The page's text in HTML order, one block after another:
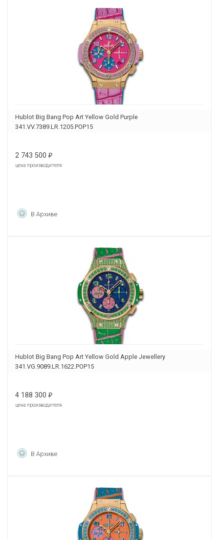
Hublot Big Bang Pop Art Yellow Gold Purple
341.VV.7389.LR.1205.POP15
2 743 500 ₽
цена производителя
В Архиве
Hublot Big Bang Pop Art Yellow Gold Apple Jewellery
341.VG.9089.LR.1622.POP15
4 188 300 ₽
цена производителя
В Архиве